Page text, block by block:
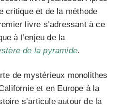
critique et de la méthode
livre s’adressant à ce
à l’enjeu de la
de la pyramide.
de mystérieux monolithes
et en Europe à la
s’articule autour de la